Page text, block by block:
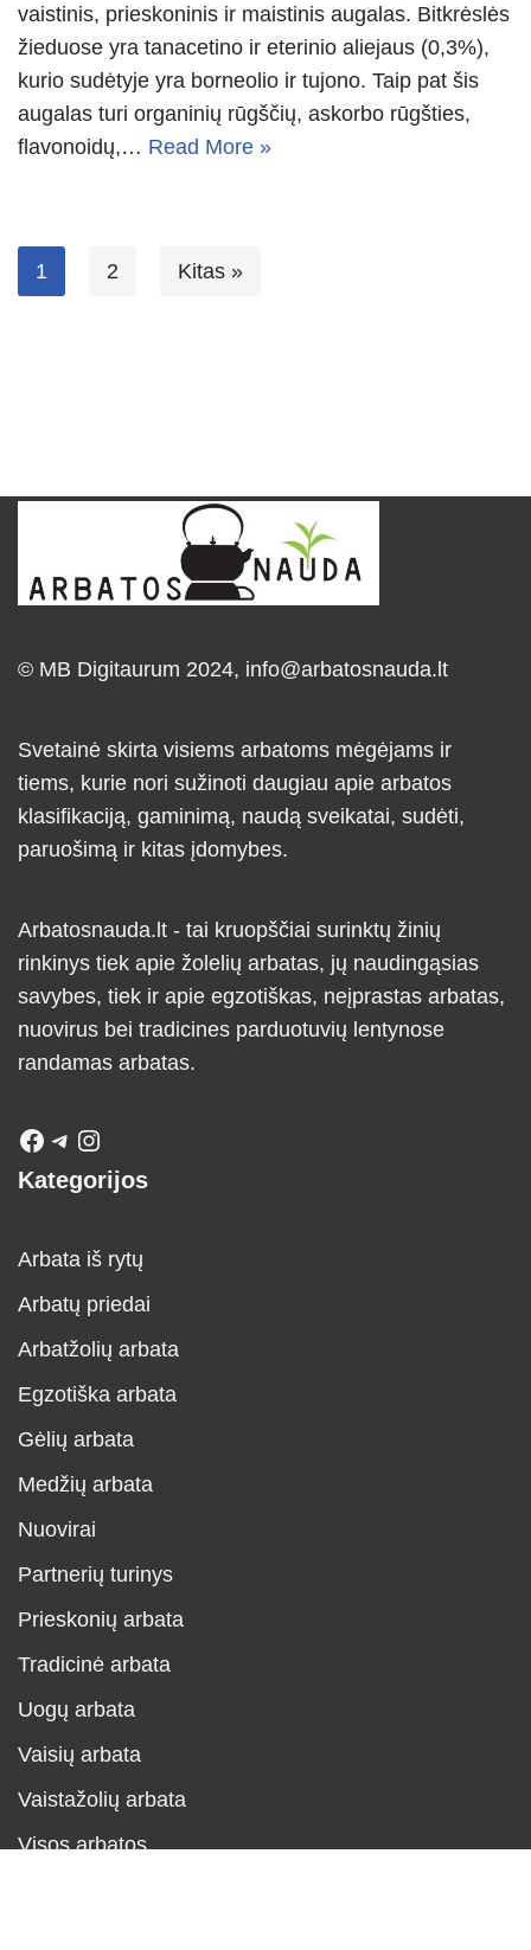
vaistinis, prieskoninis ir maistinis augalas. Bitkrėslės
žieduose yra tanacetino ir eterinio aliejaus (0,3%),
kurio sudėtyje yra borneolio ir tujono. Taip pat šis
augalas turi organinių rūgščių, askorbo rūgšties,
flavonoidų,… Read More »
1 2 Kitas »
© MB Digitaurum 2024, info@arbatosnauda.lt
Svetainė skirta visiems arbatoms mėgėjams ir
tiems, kurie nori sužinoti daugiau apie arbatos
klasifikaciją, gaminimą, naudą sveikatai, sudėti,
paruošimą ir kitas įdomybes.
Arbatosnauda.lt - tai kruopščiai surinktų žinių
rinkinys tiek apie žolelių arbatas, jų naudingąsias
savybes, tiek ir apie egzotiškas, neįprastas arbatas,
nuovirus bei tradicines parduotuvių lentynose
randamas arbatas.
Kategorijos
Arbata iš rytų
Arbatų priedai
Arbatžolių arbata
Egzotiška arbata
Gėlių arbata
Medžių arbata
Nuovirai
Partnerių turinys
Prieskonių arbata
Tradicinė arbata
Uogų arbata
Vaisių arbata
Vaistažolių arbata
Visos arbatos